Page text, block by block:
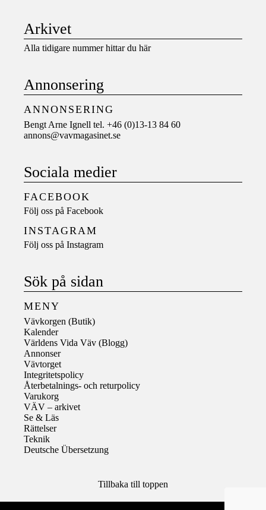
Arkivet
Alla tidigare nummer hittar du här
Annonsering
ANNONSERING
Bengt Arne Ignell tel. +46 (0)13-13 84 60
annons@vavmagasinet.se
Sociala medier
FACEBOOK
Följ oss på Facebook
INSTAGRAM
Följ oss på Instagram
Sök på sidan
MENY
Vävkorgen (Butik)
Kalender
Världens Vida Väv (Blogg)
Annonser
Vävtorget
Integritetspolicy
Återbetalnings- och returpolicy
Varukorg
VÄV – arkivet
Se & Läs
Rättelser
Teknik
Deutsche Übersetzung
Tillbaka till toppen